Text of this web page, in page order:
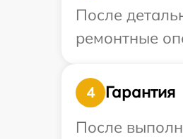
После
ремонтные
4
Гарантия
После